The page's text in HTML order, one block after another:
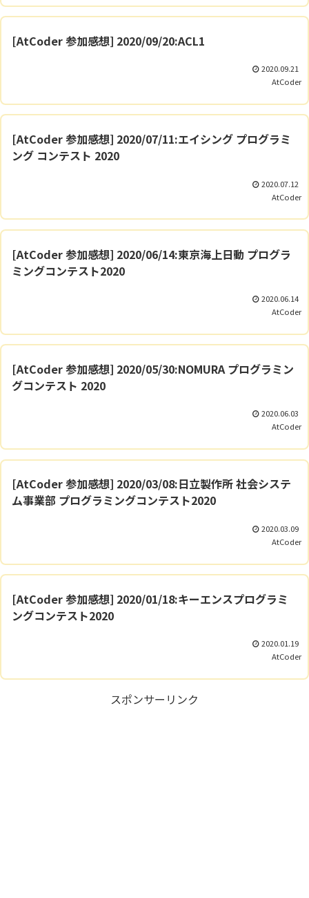
[AtCoder 参加感想] 2020/09/20:ACL1
2020.09.21
AtCoder
[AtCoder 参加感想] 2020/07/11:エイシング プログラミ
ング コンテスト 2020
2020.07.12
AtCoder
[AtCoder 参加感想] 2020/06/14:東京海上日動 プログラ
ミングコンテスト2020
2020.06.14
AtCoder
[AtCoder 参加感想] 2020/05/30:NOMURA プログラミン
グコンテスト 2020
2020.06.03
AtCoder
[AtCoder 参加感想] 2020/03/08:日立製作所 社会システ
ム事業部 プログラミングコンテスト2020
2020.03.09
AtCoder
[AtCoder 参加感想] 2020/01/18:キーエンスプログラミ
ングコンテスト2020
2020.01.19
AtCoder
スポンサーリンク